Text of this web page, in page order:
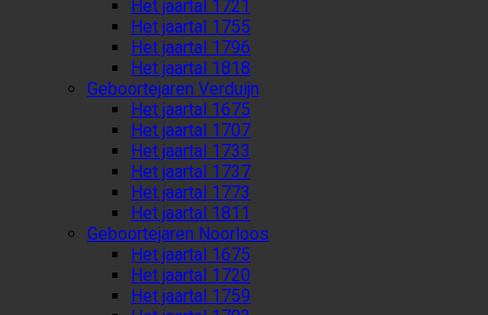
Het jaartal 1721
Het jaartal 1755
Het jaartal 1796
Het jaartal 1818
Geboortejaren Verduijn
Het jaartal 1675
Het jaartal 1707
Het jaartal 1733
Het jaartal 1737
Het jaartal 1773
Het jaartal 1811
Geboortejaren Noorloos
Het jaartal 1675
Het jaartal 1720
Het jaartal 1759